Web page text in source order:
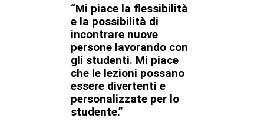
“Mi piace la flessibilità
e la possibilità di
incontrare nuove
persone lavorando con
gli studenti. Mi piace
che le lezioni possano
essere divertenti e
personalizzate per lo
studente.”